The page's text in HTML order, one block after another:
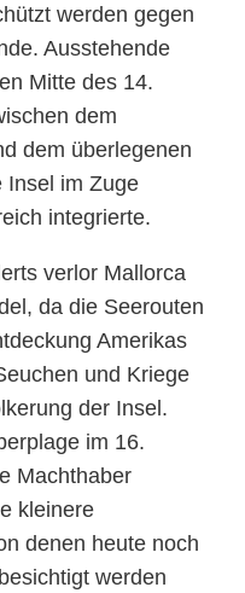
werden gegen
Ausstehende
Mitte des 14.
dem
dem überlegenen
Insel im Zuge
integrierte.
verlor Mallorca
da die Seerouten
Amerikas
und Kriege
der Insel.
im 16.
Machthaber
kleinere
denen heute noch
werden